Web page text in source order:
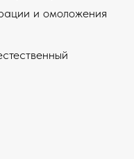
и омоложения